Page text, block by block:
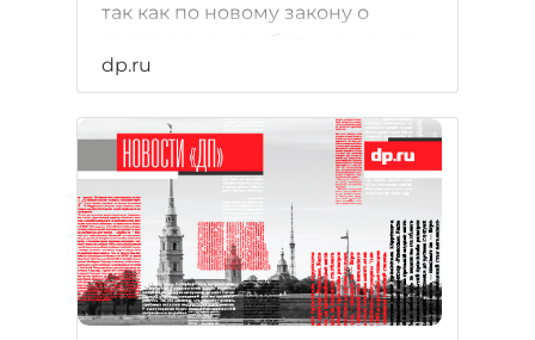
так как по новому закону о
работать в этой должности.
dp.ru